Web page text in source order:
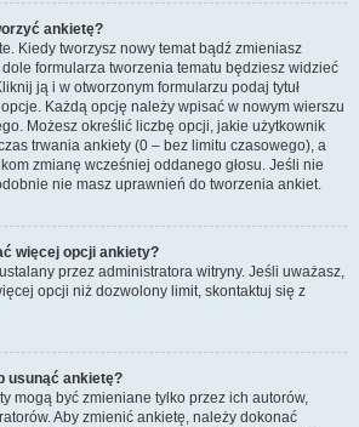
ankietę?
Kiedy tworzysz nowy temat bądź zmieniasz
formularza tworzenia tematu będziesz widzieć
ją i w otworzonym formularzu podaj tytuł
Każdą opcję należy wpisać w nowym wierszu
Możesz określić liczbę opcji, jakie użytkownik
trwania ankiety (0 – bez limitu czasowego), a
zmianę wcześniej oddanego głosu. Jeśli nie
nie masz uprawnień do tworzenia ankiet.
więcej opcji ankiety?
przez administratora witryny. Jeśli uważasz,
opcji niż dozwolony limit, skontaktuj się z
usunąć ankietę?
mogą być zmieniane tylko przez ich autorów,
Aby zmienić ankietę, należy dokonać